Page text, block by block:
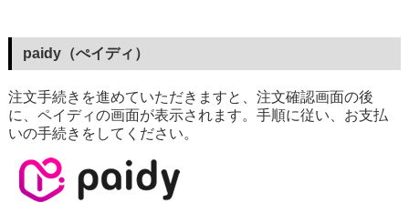
paidy（ぺイディ）
注文手続きを進めていただきますと、注文確認画面の後
に、ペイディの画面が表示されます。手順に従い、お支払
いの手続きをしてください。